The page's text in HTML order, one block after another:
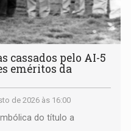
cassados pelo AI-5
eméritos da
de 2026 às 16:00
do título a